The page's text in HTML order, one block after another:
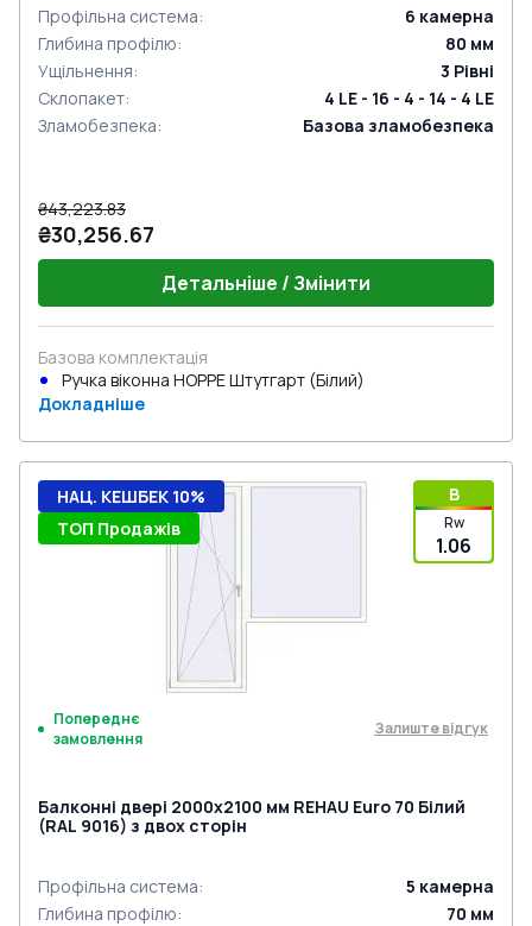
Профільна система: 6 камерна
Глибина профілю: 80 мм
Ущільнення: 3 Рівні
Склопакет:
4 LE - 16 - 4 - 14 - 4 LE
Зламобезпека: Базова зламобезпека
₴43,223.83
₴30,256.67
Детальніше / Змінити
Базова комплектація
Ручка віконна HOPPE Штутгарт (Білий)
Докладніше
B
Rw
1.06
НАЦ. КЕШБЕК 10%
ТОП Продажів
Попереднє
замовлення
Залиште відгук
Балконні двері 2000x2100 мм REHAU Euro 70 Білий
(RAL 9016) з двох сторін
Профільна система: 5 камерна
Глибина профілю: 70 мм